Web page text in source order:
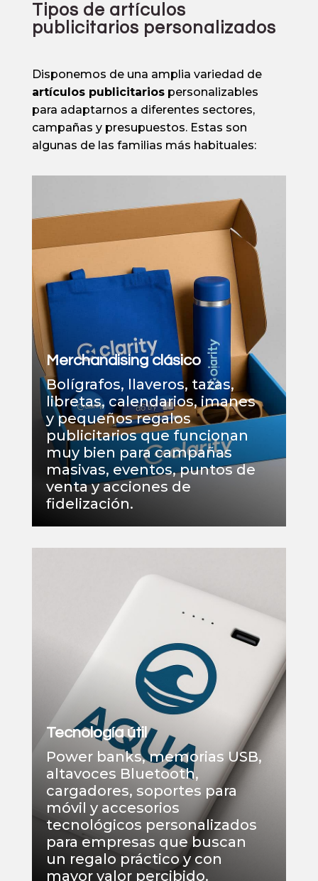
Tipos de artículos
publicitarios personalizados
Disponemos de una amplia variedad de
artículos publicitariospersonalizables
para adaptarnos a diferentes sectores,
campañas y presupuestos. Estas son
algunas de las familias más habituales:
Merchandising clásico
Bolígrafos, llaveros, tazas,
libretas, calendarios, imanes
y pequeños regalos
publicitarios que funcionan
muy bien para campañas
masivas, eventos, puntos de
venta y acciones de
fidelización.
Tecnología útil
Power banks, memorias USB,
altavoces Bluetooth,
cargadores, soportes para
móvil y accesorios
tecnológicos personalizados
para empresas que buscan
un regalo práctico y con
mayor valor percibido.